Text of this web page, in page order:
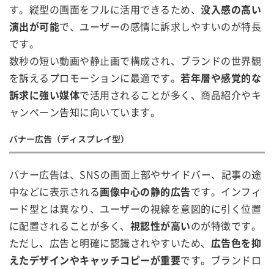
す。縦型の画面をフルに活用できるため、没入感の高い
演出が可能で、ユーザーの感情に訴求しやすいのが特長
です。
数秒の短い動画や静止画で構成され、ブランドの世界観
を訴えるプロモーションに最適です。若年層や感覚的な
訴求に強い媒体で活用されることが多く、商品紹介やキ
ャンペーン告知に向いています。
バナー広告（ディスプレイ型）
バナー広告は、SNSの画面上部やサイドバー、記事の途
中などに表示される画像中心の静的広告です。インフィ
ード型とは異なり、ユーザーの視線を意図的に引く位置
に配置されることが多く、 視認性が高いのが特徴です。
ただし、広告と明確に認識されやすいため、 広告色を抑
えたデザインやキャッチコピーが重要です。ブランドロ